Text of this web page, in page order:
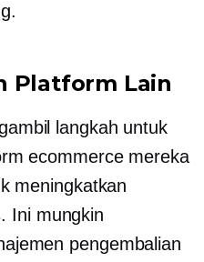
Platform Lain
langkah untuk
ecommerce mereka
meningkatkan
Ini mungkin
pengembalian